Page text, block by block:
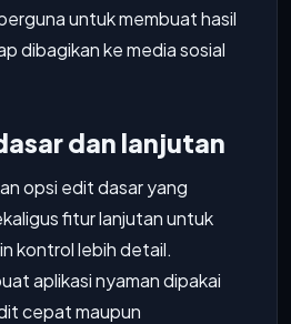
untuk membuat hasil
dibagikan ke media sosial
dan lanjutan
opsi edit dasar yang
fitur lanjutan untuk
kontrol lebih detail.
aplikasi nyaman dipakai
cepat maupun